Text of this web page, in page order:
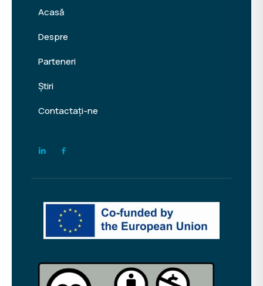
Acasă
Despre
Parteneri
Știri
Contactați-ne